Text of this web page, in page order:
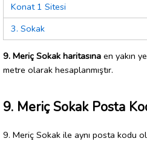
Konat 1 Sitesi
3. Sokak
9. Meriç Sokak haritasına en yakın
metre olarak hesaplanmıştır.
9. Meriç Sokak Posta
9. Meriç Sokak ile aynı posta kodu